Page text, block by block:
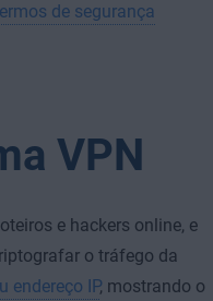
de segurança
VPN
e hackers online, e
o tráfego da
endereço IP, mostrando o